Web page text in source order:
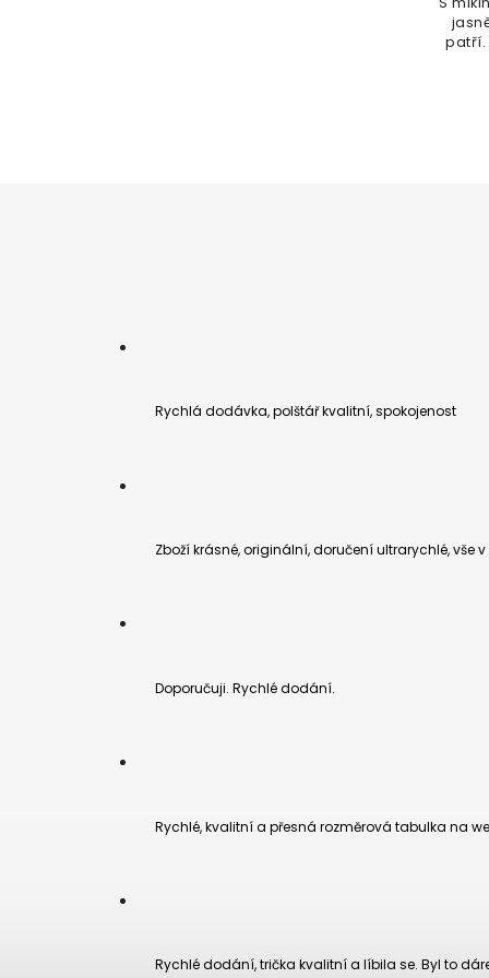
patří.
Rychlá dodávka, polštář kvalitní, spokojenost
Zboží krásné, originální, doručení ultrarychlé, vše
Doporučuji. Rychlé dodání.
Rychlé, kvalitní a přesná rozměrová tabulka na
Rychlé dodání, trička kvalitní a líbila se. Byl to